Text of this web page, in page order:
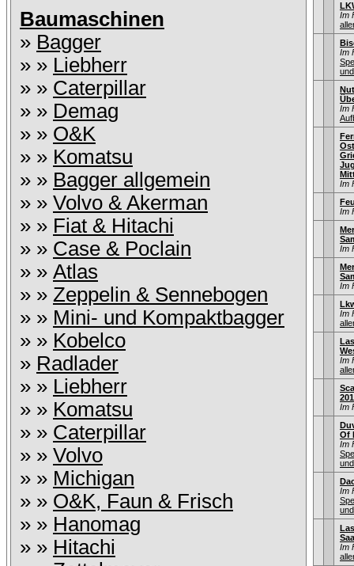
Baumaschinen
» Bagger
» » Liebherr
» » Caterpillar
» » Demag
» » O&K
» » Komatsu
» » Bagger allgemein
» » Volvo & Akerman
» » Fiat & Hitachi
» » Case & Poclain
» » Atlas
» » Zeppelin & Sennebogen
» » Mini- und Kompaktbagger
» » Kobelco
» Radlader
» » Liebherr
» » Komatsu
» » Caterpillar
» » Volvo
» » Michigan
» » O&K, Faun & Frisch
» » Hanomag
» » Hitachi
Im
Im
Im
Im
Im
Im
Im
Im
Im
Im
Of
Im
Im
Im